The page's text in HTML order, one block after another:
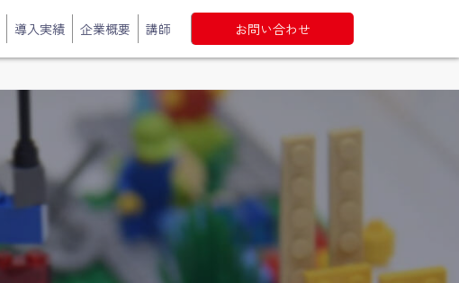
導入実績 企業概要 講師 お問い合わせ